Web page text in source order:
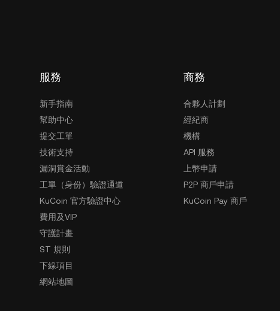
服務
新手指南
幫助中心
提交工單
技術支持
漏洞賞金活動
工單（身份）驗證通道
KuCoin 官方驗證中心
費用及VIP
守護計畫
ST 規則
下線項目
網站地圖
商務
合夥人計劃
經紀商
機構
API 服務
上幣申請
P2P 商戶申請
KuCoin Pay 商戶